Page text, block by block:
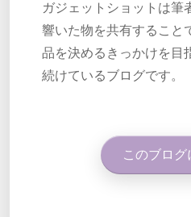
ガジェットショットは筆
響いた物を共有すること
品を決めるきっかけを目
続けているブログです。
このブログ